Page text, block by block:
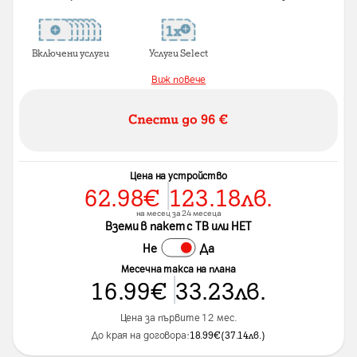
Включени услуги Услуги Select
Виж повече
Цена на устройство
62.98€ 123.18лв.
на месец за 24 месеца
Вземи в пакет с ТВ или НЕТ
Не Да
Месечна такса на плана
16.99€ 33.23лв.
Цена за първите 12 мес.
До края на договора:18.99€(37.14лв.)